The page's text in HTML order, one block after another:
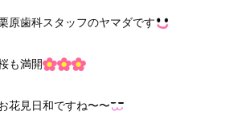
原歯科スタッフのヤマダです
も満開
花見日和ですね〜〜